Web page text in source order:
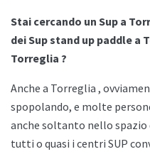
Stai cercando un Sup a
dei Sup stand up paddle a
Torreglia ?
Anche a Torreglia ,
spopolando, e molte
anche soltanto nello spazio
tutti o quasi i centri SUP